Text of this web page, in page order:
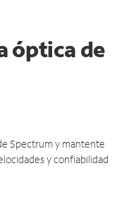
óptica de
Spectrum y mantente
y confiabilidad